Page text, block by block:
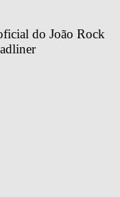
do João Rock